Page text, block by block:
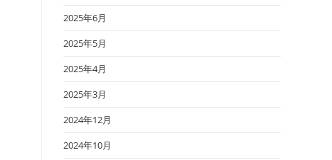
2025年6月
2025年5月
2025年4月
2025年3月
2024年12月
2024年10月